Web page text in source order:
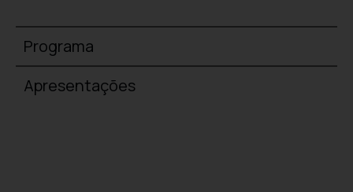
Programa
Apresentações